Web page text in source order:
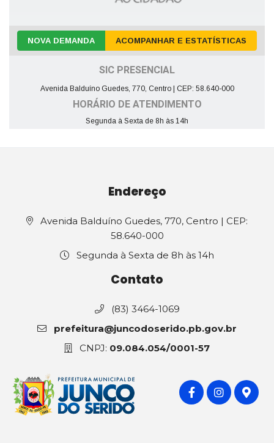
NOVA DEMANDA ACOMPANHAR E ESTATÍSTICAS
SIC PRESENCIAL
Avenida Balduíno Guedes, 770, Centro | CEP: 58.640-000
HORÁRIO DE ATENDIMENTO
Segunda à Sexta de 8h às 14h
Endereço
Avenida Balduíno Guedes, 770, Centro | CEP:
58.640-000
Segunda à Sexta de 8h às 14h
Contato
(83) 3464-1069
prefeitura@juncodoserido.pb.gov.br
CNPJ: 09.084.054/0001-57